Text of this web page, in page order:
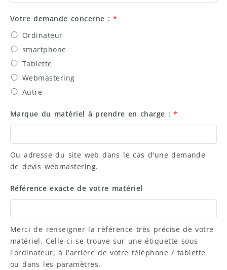
Votre demande concerne :*
Ordinateur
smartphone
Tablette
Webmastering
Autre
Marque du matériel à prendre en charge :*
Ou adresse du site web dans le cas d'une demande
de devis webmastering.
Référence exacte de votre matériel
Merci de renseigner la référence très précise de votre
matériel. Celle-ci se trouve sur une étiquette sous
l'ordinateur, à l'arrière de votre téléphone / tablette
ou dans les paramètres.